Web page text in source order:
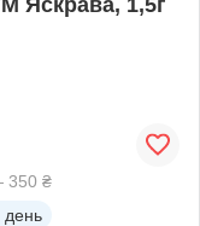
350 ₴
день